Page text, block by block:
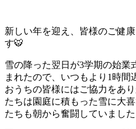
新しい年を迎え、皆様のご健
す🐯
雪の降った翌日が3学期の始業
まれたので、いつもより1時間
おうちの皆様にはご協力をあ
たちは園庭に積もった雪に大
たちも朝から奮闘していました